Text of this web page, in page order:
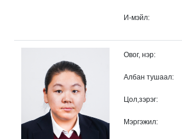
И-мэйл:
Овог, нэр:
Албан тушаал:
Цол,зэрэг:
Мэргэжил: